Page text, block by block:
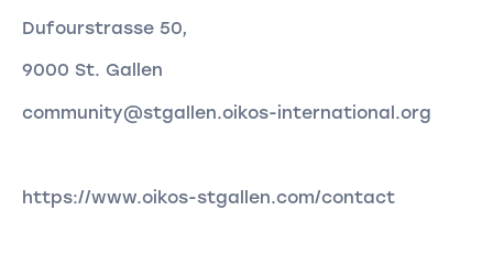
Dufourstrasse 50,
9000 St. Gallen
community@stgallen.oikos-international.org
https://www.oikos-stgallen.com/contact